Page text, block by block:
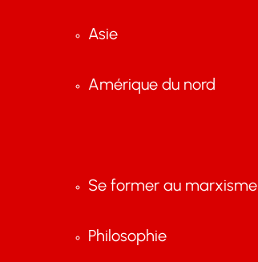
Asie
Amérique du nord
Se former au marxisme
Philosophie